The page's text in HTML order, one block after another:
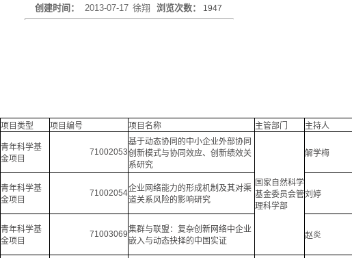
学院视频
联合培养
创建时间： 2013-07-17 徐翔 浏览次数： 1947
项目类型 项目编号 项目名称 主管部门 主持人
青年科学基
金项目
71002053
基于动态协同的中小企业外部协同
创新模式与协同效应、创新绩效关
系研究
国家自然科学
基金委员会管
理科学部
解学梅
青年科学基
金项目
71002054企业网络能力的形成机制及其对渠
道关系风险的影响研究
刘婷
青年科学基
金项目
71003069集群与联盟：复杂创新网络中企业
嵌入与动态抉择的中国实证
赵炎